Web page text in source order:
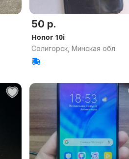
50 р.
Honor 10i
Солигорск, Минская обл.